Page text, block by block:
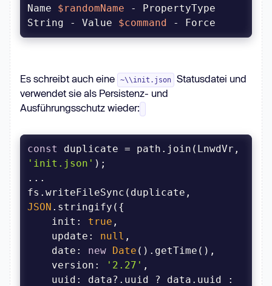
Name $randomName - PropertyType
String - Value $command - Force
Es schreibt auch eine ~\\init.json
Statusdatei und
verwendet sie als Persistenz- und
Ausführungsschutz wieder:
const
'init.json'
JSON
init : true
update : null
date : new Date
version : '2.27'
uuid : data?.uuid ? data.uuid :